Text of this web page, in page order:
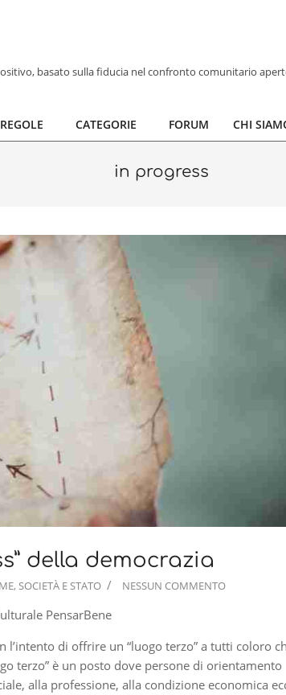
basato sulla fiducia nel confronto comunitario
REGOLE CATEGORIE FORUM CHI
in progress
della democrazia
, SOCIETÀ E STATO NESSUN COMMENTO
PensarBene
l’intento di offrire un “luogo terzo” a tutti coloro
terzo” è un posto dove persone di orientamento
alla professione, alla condizione economica